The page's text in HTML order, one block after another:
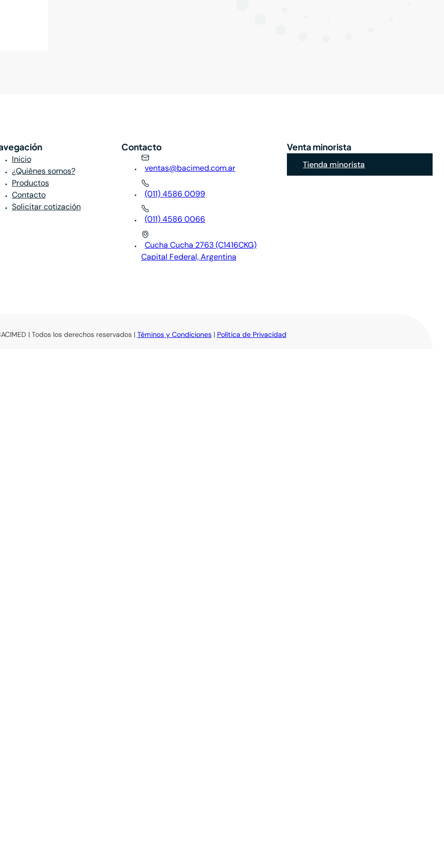
Inicio
¿Quiénes somos?
Productos
Contacto
Solicitar cotización
Contacto
ventas@bacimed.com.ar
(011) 4586 0099
(011) 4586 0066
Cucha Cucha 2763 (C1416CKG)
Capital Federal, Argentina
Venta minorista
Tienda minorista
| Todos los derechos reservados | Téminos y Condiciones| Política de Privacidad